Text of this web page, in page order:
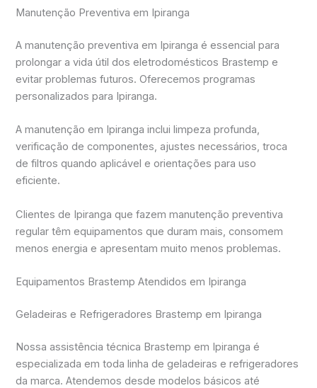
Manutenção Preventiva em Ipiranga
A manutenção preventiva em Ipiranga é essencial para
prolongar a vida útil dos eletrodomésticos Brastemp e
evitar problemas futuros. Oferecemos programas
personalizados para Ipiranga.
A manutenção em Ipiranga inclui limpeza profunda,
verificação de componentes, ajustes necessários, troca
de filtros quando aplicável e orientações para uso
eficiente.
Clientes de Ipiranga que fazem manutenção preventiva
regular têm equipamentos que duram mais, consomem
menos energia e apresentam muito menos problemas.
Equipamentos Brastemp Atendidos em Ipiranga
Geladeiras e Refrigeradores Brastemp em Ipiranga
Nossa assistência técnica Brastemp em Ipiranga é
especializada em toda linha de geladeiras e refrigeradores
da marca. Atendemos desde modelos básicos até